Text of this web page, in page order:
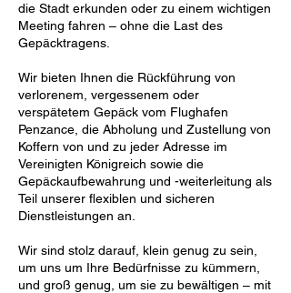
die Stadt erkunden oder zu einem wichtigen
Meeting fahren – ohne die Last des
Gepäcktragens.
Wir bieten Ihnen die Rückführung von
verlorenem, vergessenem oder
verspätetem Gepäck vom Flughafen
Penzance, die Abholung und Zustellung von
Koffern von und zu jeder Adresse im
Vereinigten Königreich sowie die
Gepäckaufbewahrung und -weiterleitung als
Teil unserer flexiblen und sicheren
Dienstleistungen an.
Wir sind stolz darauf, klein genug zu sein,
um uns um Ihre Bedürfnisse zu kümmern,
und groß genug, um sie zu bewältigen – mit